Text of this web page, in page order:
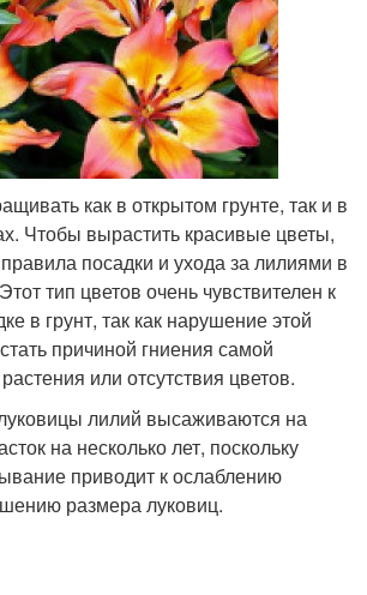
как в открытом грунте, так и в
Чтобы вырастить красивые цветы,
посадки и ухода за лилиями в
тип цветов очень чувствителен к
в грунт, так как нарушение этой
причиной гниения самой
или отсутствия цветов.
лилий высаживаются на
на несколько лет, поскольку
приводит к ослаблению
размера луковиц.